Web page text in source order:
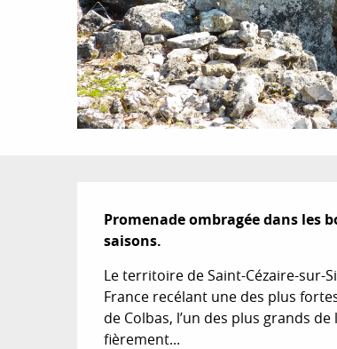
Description
Promenade ombragée dans les
saisons.
Le territoire de Saint-Cézaire-sur-
France recélant une des plus
de Colbas, l’un des plus grands
fièrement...